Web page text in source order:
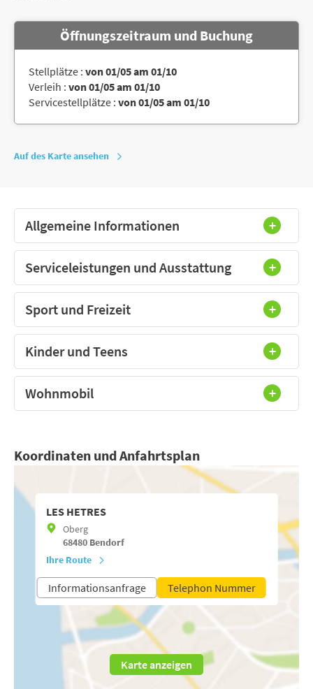
Öffnungszeitraum und Buchung
Stellplätze : von 01/05 am 01/10
Verleih : von 01/05 am 01/10
Servicestellplätze : von 01/05 am 01/10
Auf des Karte ansehen
Allgemeine Informationen
Serviceleistungen und Ausstattung
Sport und Freizeit
Kinder und Teens
Wohnmobil
Koordinaten und Anfahrtsplan
LES HETRES
Oberg
68480 Bendorf
Ihre Route
Informationsanfrage Telephon Nummer
Karte anzeigen